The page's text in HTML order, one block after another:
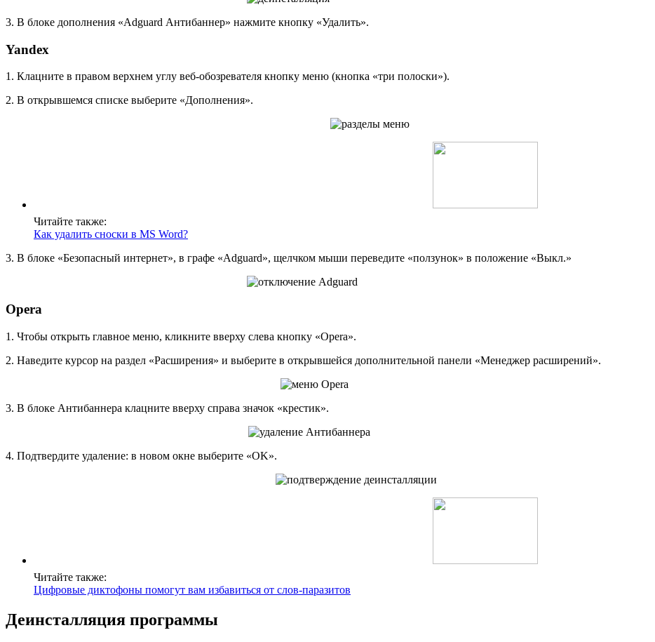
3. В блоке дополнения «Adguard Антибаннер» нажмите кнопку «Удалить».
Yandex
1. Клацните в правом верхнем углу веб-обозревателя кнопку меню (кнопка «три полоски»).
2. В открывшемся списке выберите «Дополнения».
Читайте также:
Как удалить сноски в MS Word?
3. В блоке «Безопасный интернет», в графе «Adguard», щелчком мыши переведите «ползунок» в положение «Выкл.»
Opera
1. Чтобы открыть главное меню, кликните вверху слева кнопку «Opera».
2. Наведите курсор на раздел «Расширения» и выберите в открывшейся дополнительной панели «Менеджер расширений».
3. В блоке Антибаннера клацните вверху справа значок «крестик».
4. Подтвердите удаление: в новом окне выберите «OK».
Читайте также:
Цифровые диктофоны помогут вам избавиться от слов-паразитов
Деинсталляция программы